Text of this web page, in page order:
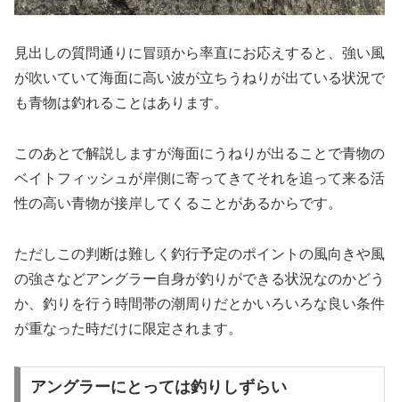
見出しの質問通りに冒頭から率直にお応えすると、強い風
が吹いていて海面に高い波が立ちうねりが出ている状況で
も青物は釣れることはあります。
このあとで解説しますが海面にうねりが出ることで青物の
ベイトフィッシュが岸側に寄ってきてそれを追って来る活
性の高い青物が接岸してくることがあるからです。
ただしこの判断は難しく釣行予定のポイントの風向きや風
の強さなどアングラー自身が釣りができる状況なのかどう
か、釣りを行う時間帯の潮周りだとかいろいろな良い条件
が重なった時だけに限定されます。
アングラーにとっては釣りしずらい